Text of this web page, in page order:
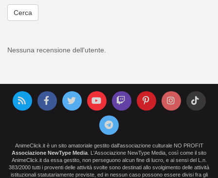
Cerca
Nessuna recensione dell'utente.
AnimeClick.it è un sito amatoriale gestito dall'associazione culturale NO PROFIT
Associazione NewType Media . L'Associazione NewType Media, così come il sito
AnimeClick.it da essa gestito, non perseguono alcun fine di lucro, e ai sensi del L.n.
383/2000 tutti i proventi delle attività svolte sono destinati allo svolgimento delle attività
istituzionali statutariamente previste, ed in nessun caso possono essere divisi fra gli